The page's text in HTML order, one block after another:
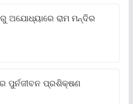
ଅଯୋଧ୍ୟାରେ ରାମ ମନ୍ଦିର
ପୁର୍ନଜୀବନ ପ୍ରଶିକ୍ଷଣ